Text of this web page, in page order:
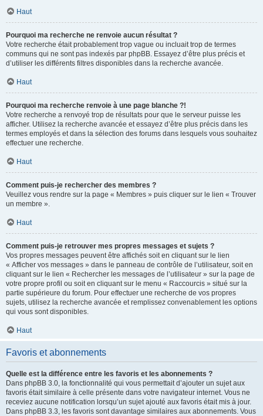
Haut
Pourquoi ma recherche ne renvoie aucun résultat ?
Votre recherche était probablement trop vague ou incluait trop de termes
communs qui ne sont pas indexés par phpBB. Essayez d’être plus précis et
d’utiliser les différents filtres disponibles dans la recherche avancée.
Haut
Pourquoi ma recherche renvoie à une page blanche ?!
Votre recherche a renvoyé trop de résultats pour que le serveur puisse les
afficher. Utilisez la recherche avancée et essayez d’être plus précis dans les
termes employés et dans la sélection des forums dans lesquels vous souhaitez
effectuer une recherche.
Haut
Comment puis-je rechercher des membres ?
Veuillez vous rendre sur la page « Membres » puis cliquer sur le lien « Trouver
un membre ».
Haut
Comment puis-je retrouver mes propres messages et sujets ?
Vos propres messages peuvent être affichés soit en cliquant sur le lien
« Afficher vos messages » dans le panneau de contrôle de l’utilisateur, soit en
cliquant sur le lien « Rechercher les messages de l’utilisateur » sur la page de
votre propre profil ou soit en cliquant sur le menu « Raccourcis » situé sur la
partie supérieure du forum. Pour effectuer une recherche de vos propres
sujets, utilisez la recherche avancée et remplissez convenablement les options
qui vous sont disponibles.
Haut
Favoris et abonnements
Quelle est la différence entre les favoris et les abonnements ?
Dans phpBB 3.0, la fonctionnalité qui vous permettait d’ajouter un sujet aux
favoris était similaire à celle présente dans votre navigateur internet. Vous ne
receviez aucune notification lorsqu’un sujet ajouté aux favoris était mis à jour.
Dans phpBB 3.3, les favoris sont davantage similaires aux abonnements. Vous